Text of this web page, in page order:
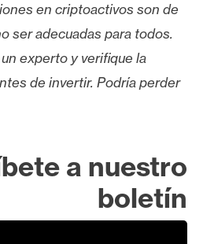
en criptoactivos son de
ser adecuadas para todos.
experto y verifique la
de invertir. Podría perder
a nuestro
boletín